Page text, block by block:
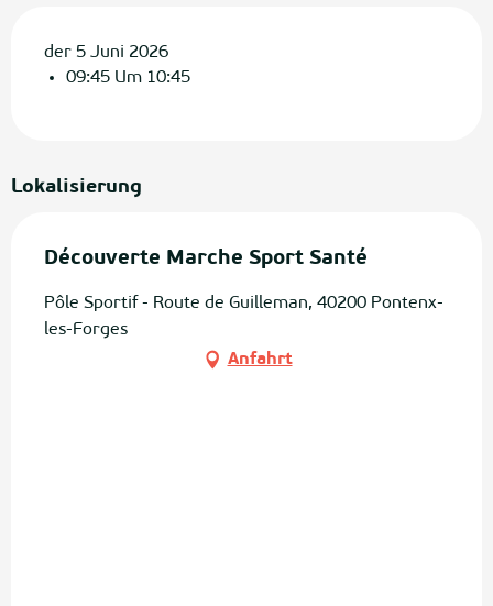
der 5 Juni 2026
09:45 Um 10:45
Lokalisierung
Découverte Marche Sport Santé
Pôle Sportif - Route de Guilleman, 40200 Pontenx-
les-Forges
Anfahrt